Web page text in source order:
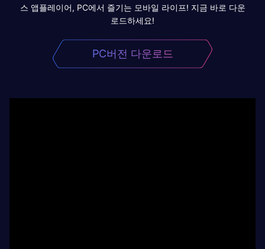
스 앱플레이어, PC에서 즐기는 모바일 라이프! 지금 바로 다운
로드하세요!
PC버전 다운로드